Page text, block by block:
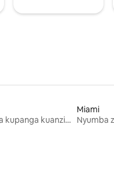
Nyumba za kupanga kuanzia mwezi mmoja
Miami